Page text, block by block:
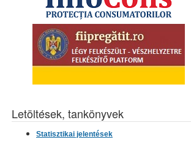
Letöltések, tankönyvek
Statisztikai jelentések